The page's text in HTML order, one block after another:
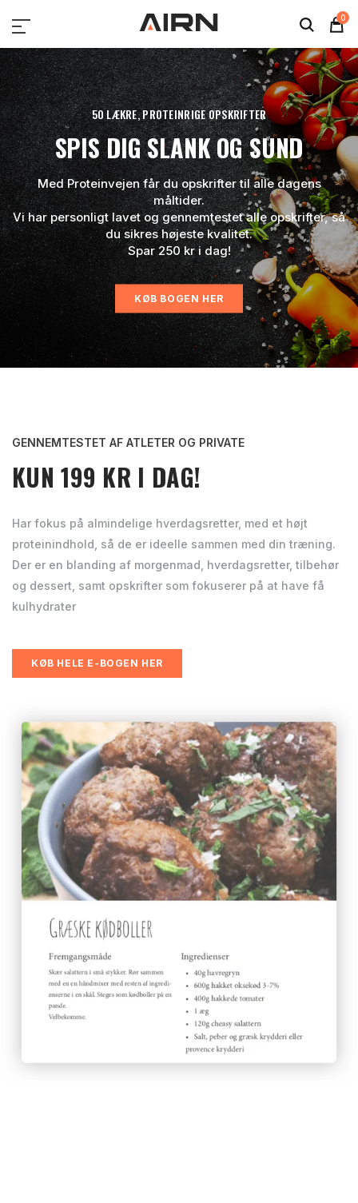
0
50 LÆKRE, PROTEINRIGE OPSKRIFTER
SPIS DIG SLANK OG SUND
Med Proteinvejen får du opskrifter til alle dagens
måltider.
Vi har personligt lavet og gennemtestet alle opskrifter, så
du sikres højeste kvalitet.
Spar 250 kr i dag!
KØB BOGEN HER
GENNEMTESTET AF ATLETER OG PRIVATE
KUN 199 KR I DAG!
Har fokus på almindelige hverdagsretter, med et højt
proteinindhold, så de er ideelle sammen med din træning.
Der er en blanding af morgenmad, hverdagsretter, tilbehør
og dessert, samt opskrifter som fokuserer på at have få
kulhydrater
KØB HELE E-BOGEN HER